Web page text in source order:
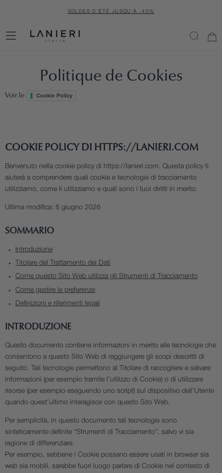
SOLDES D'ÉTÉ JUSQU'À -40%
O
T
Q
U
D
C
O
O
K
E
Politique de Cookies
Voir le Cookie Policy
COOKIE POLICY DI HTTPS://LANIERI.COM
Benvenuto nella cookie policy di https://lanieri.com. Questa policy ti
aiuterà a comprendere quali cookie e tecnologie di tracciamento
utilizziamo, come li utilizziamo e quali sono i tuoi diritti in merito.
Ultima modifica: 8 giugno 2026
SOMMARIO
Introduzione
Titolare del Trattamento dei Dati
Come questo Sito Web utilizza gli Strumenti di Tracciamento
Come gestire le preferenze
Definizioni e riferimenti legali
INTRODUZIONE
Questo documento contiene informazioni in merito alle tecnologie che
consentono a questo Sito Web di raggiungere gli scopi descritti di
seguito. Tali tecnologie permettono al Titolare di raccogliere e salvare
informazioni (per esempio tramite l’utilizzo di Cookie) o di utilizzare
risorse (per esempio eseguendo uno script) sul dispositivo dell’Utente
quando quest’ultimo interagisce con questo Sito Web.
Per semplicità, in questo documento tali tecnologie sono
sinteticamente definite “Strumenti di Tracciamento”, salvo vi sia
ragione di differenziare.
Per esempio, sebbene i Cookie possano essere usati in browser sia
web sia mobili, sarebbe fuori luogo parlare di Cookie nel contesto di